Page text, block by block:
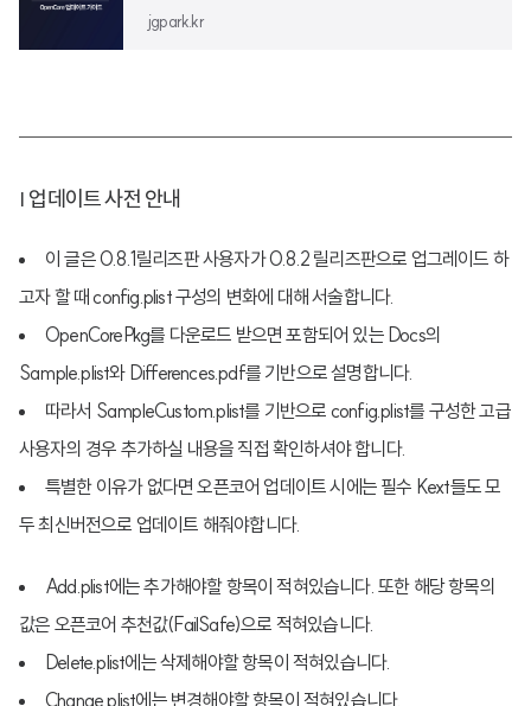
jgpark.kr
| 업데이트 사전 안내
이 글은 0.8.1릴리즈판 사용자가 0.8.2 릴리즈판으로 업그레이드 하
고자 할 때 config.plist 구성의 변화에 대해 서술합니다.
OpenCorePkg를 다운로드 받으면 포함되어 있는 Docs의
Sample.plist와 Differences.pdf를 기반으로 설명합니다.
따라서 SampleCustom.plist를 기반으로 config.plist를 구성한 고급
사용자의 경우 추가하실 내용을 직접 확인하셔야 합니다.
특별한 이유가 없다면 오픈코어 업데이트 시에는 필수 Kext들도 모
두 최신버전으로 업데이트 해줘야합니다.
Add.plist에는 추가해야할 항목이 적혀있습니다. 또한 해당 항목의
값은 오픈코어 추천값(FailSafe)으로 적혀있습니다.
Delete.plist에는 삭제해야할 항목이 적혀있습니다.
Change.plist에는 변경해야할 항목이 적혀있습니다.